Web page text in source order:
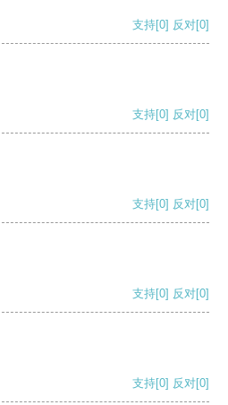
支持[0] 反对[0]
支持[0] 反对[0]
支持[0] 反对[0]
支持[0] 反对[0]
支持[0] 反对[0]